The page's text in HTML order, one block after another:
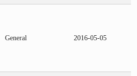
General 2016-05-05